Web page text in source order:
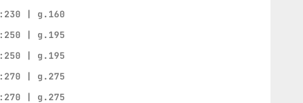
| g.160
| g.195
| g.195
| g.275
| g.275